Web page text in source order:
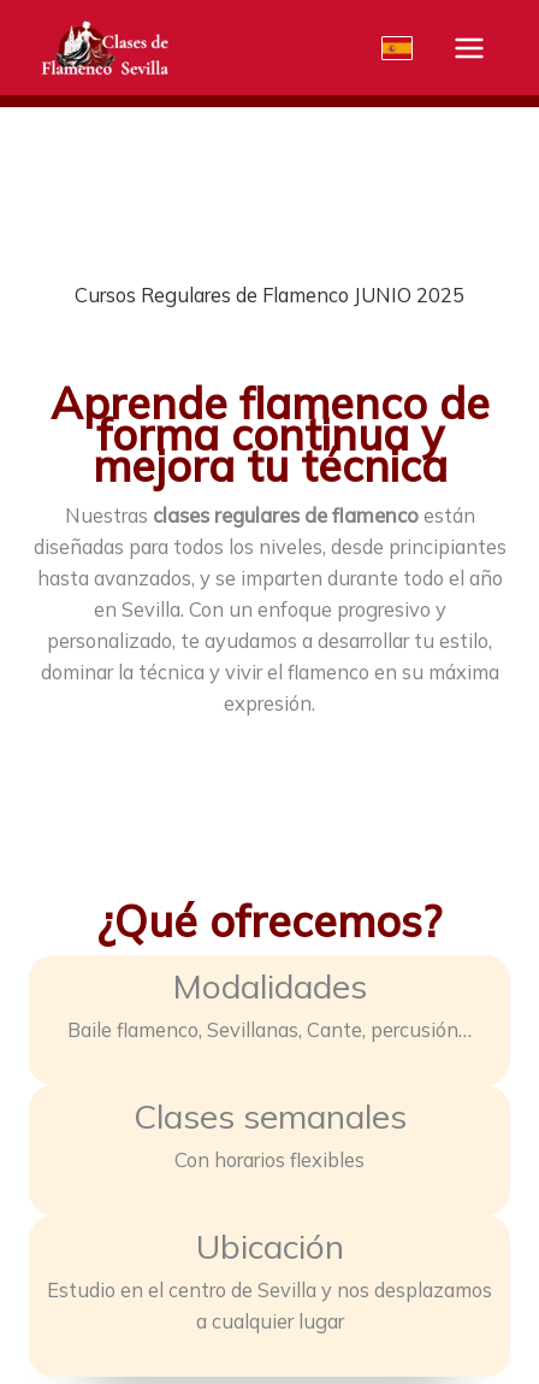
contenido
Cursos Regulares de Flamenco JUNIO 2025
Aprende flamenco de
forma continua y
mejora tu técnica
Nuestras clases regulares de flamencoestán
diseñadas para todos los niveles, desde principiantes
hasta avanzados, y se imparten durante todo el año
en Sevilla. Con un enfoque progresivo y
personalizado, te ayudamos a desarrollar tu estilo,
dominar la técnica y vivir el flamenco en su máxima
expresión.
¿Qué ofrecemos?
Modalidades
Baile flamenco, Sevillanas, Cante, percusión…
Clases semanales
Con horarios flexibles
Ubicación
Estudio en el centro de Sevilla y nos desplazamos
a cualquier lugar